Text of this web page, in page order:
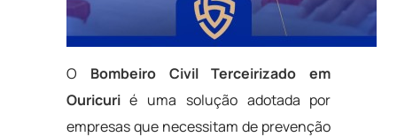
O Bombeiro Civil Terceirizado em
Ouricurié uma solução adotada por
empresas que necessitam de prevenção